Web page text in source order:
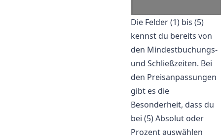
Die Felder (1) bis (5)
kennst du bereits von
den Mindestbuchungs-
und Schließzeiten. Bei
den Preisanpassungen
gibt es die
Besonderheit, dass du
bei (5) Absolut oder
Prozent auswählen